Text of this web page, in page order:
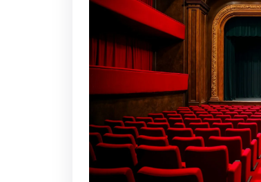
Декабрь 2026